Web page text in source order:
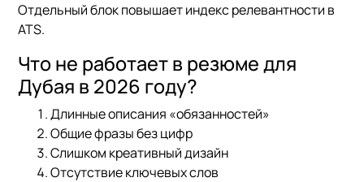
Отдельный блок повышает индекс релевантности в
ATS.
Что не работает в резюме для
Дубая в 2026 году?
Длинные описания «обязанностей»
Общие фразы без цифр
Слишком креативный дизайн
Отсутствие ключевых слов